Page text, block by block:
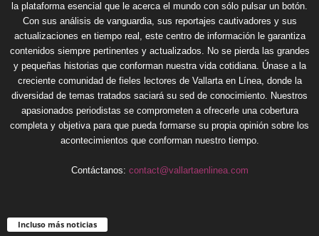
la plataforma esencial que le acerca el mundo con sólo pulsar un botón.
Con sus análisis de vanguardia, sus reportajes cautivadores y sus
actualizaciones en tiempo real, este centro de información le garantiza
contenidos siempre pertinentes y actualizados. No se pierda las grandes
y pequeñas historias que conforman nuestra vida cotidiana. Únase a la
creciente comunidad de fieles lectores de Vallarta en Línea, donde la
diversidad de temas tratados saciará su sed de conocimiento. Nuestros
apasionados periodistas se comprometen a ofrecerle una cobertura
completa y objetiva para que pueda formarse su propia opinión sobre los
acontecimientos que conforman nuestro tiempo.
Contáctanos: contact@vallartaenlinea.com
Incluso más noticias